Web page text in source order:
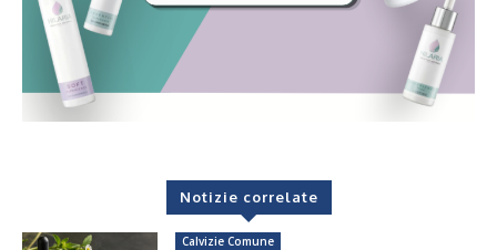
Notizie correlate
Calvizie Comune